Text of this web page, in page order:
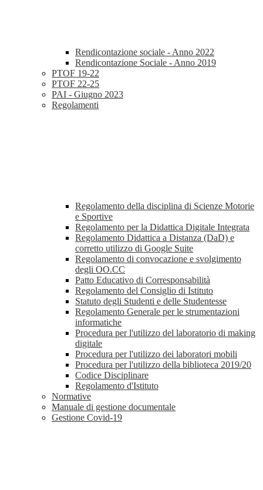
Rendicontazione sociale - Anno 2022
Rendicontazione Sociale - Anno 2019
PTOF 19-22
PTOF 22-25
PAI - Giugno 2023
Regolamenti
Regolamento della disciplina di Scienze Motorie
e Sportive
Regolamento per la Didattica Digitale Integrata
Regolamento Didattica a Distanza (DaD) e
corretto utilizzo di Google Suite
Regolamento di convocazione e svolgimento
degli OO.CC
Patto Educativo di Corresponsabilità
Regolamento del Consiglio di Istituto
Statuto degli Studenti e delle Studentesse
Regolamento Generale per le strumentazioni
informatiche
Procedura per l'utilizzo del laboratorio di making
digitale
Procedura per l'utilizzo dei laboratori mobili
Procedura per l'utilizzo della biblioteca 2019/20
Codice Disciplinare
Regolamento d'Istituto
Normative
Manuale di gestione documentale
Gestione Covid-19